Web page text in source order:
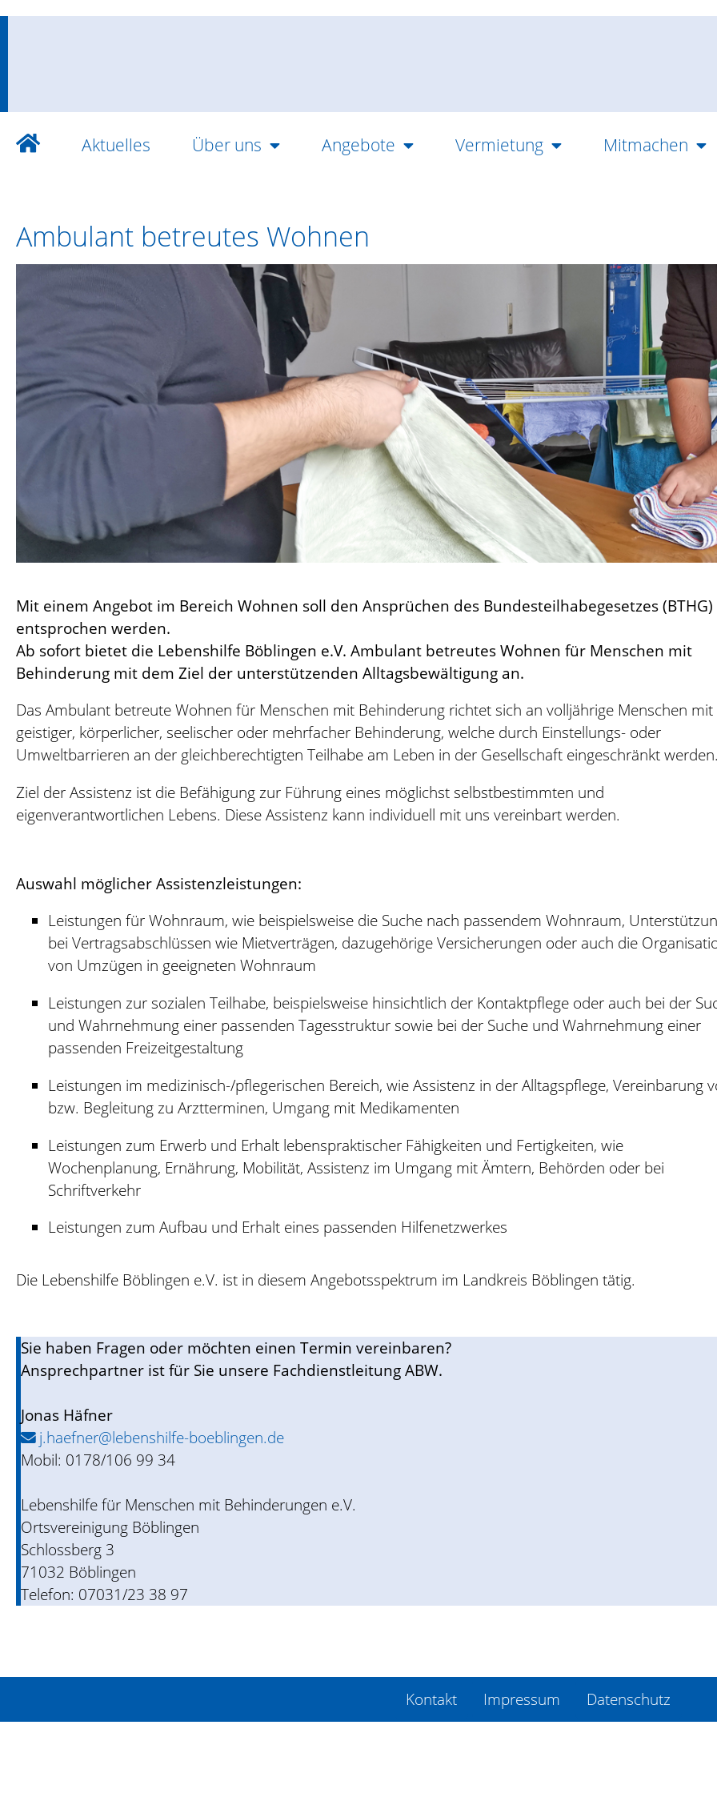
Aktuelles Über uns Angebote Vermietung Mitmachen
Ambulant betreutes Wohnen
Mit einem Angebot im Bereich Wohnen soll den Ansprüchen des Bundesteilhabegesetzes (BTHG)
entsprochen werden.
Ab sofort bietet die Lebenshilfe Böblingen e.V. Ambulant betreutes Wohnen für Menschen mit
Behinderung mit dem Ziel der unterstützenden Alltagsbewältigung an.
Das Ambulant betreute Wohnen für Menschen mit Behinderung richtet sich an volljährige Menschen mit
geistiger, körperlicher, seelischer oder mehrfacher Behinderung, welche durch Einstellungs- oder
Umweltbarrieren an der gleichberechtigten Teilhabe am Leben in der Gesellschaft eingeschränkt
Ziel der Assistenz ist die Befähigung zur Führung eines möglichst selbstbestimmten und
eigenverantwortlichen Lebens. Diese Assistenz kann individuell mit uns vereinbart werden.
Auswahl möglicher Assistenzleistungen:
Leistungen für Wohnraum, wie beispielsweise die Suche nach passendem Wohnraum,
bei Vertragsabschlüssen wie Mietverträgen, dazugehörige Versicherungen oder auch die
von Umzügen in geeigneten Wohnraum
Leistungen zur sozialen Teilhabe, beispielsweise hinsichtlich der Kontaktpflege oder auch bei der
und Wahrnehmung einer passenden Tagesstruktur sowie bei der Suche und Wahrnehmung einer
passenden Freizeitgestaltung
Leistungen im medizinisch-/pflegerischen Bereich, wie Assistenz in der Alltagspflege, Vereinbarung
bzw. Begleitung zu Arztterminen, Umgang mit Medikamenten
Leistungen zum Erwerb und Erhalt lebenspraktischer Fähigkeiten und Fertigkeiten, wie
Wochenplanung, Ernährung, Mobilität, Assistenz im Umgang mit Ämtern, Behörden oder bei
Schriftverkehr
Leistungen zum Aufbau und Erhalt eines passenden Hilfenetzwerkes
Die Lebenshilfe Böblingen e.V. ist in diesem Angebotsspektrum im Landkreis Böblingen tätig.
Sie haben Fragen oder möchten einen Termin vereinbaren?
Ansprechpartner ist für Sie unsere Fachdienstleitung ABW.
Jonas Häfner
j.haefner@lebenshilfe-boeblingen.de
Mobil: 0178/106 99 34
Lebenshilfe für Menschen mit Behinderungen e.V.
Ortsvereinigung Böblingen
Schlossberg 3
71032 Böblingen
Telefon: 07031/23 38 97
Kontakt Impressum Datenschutz